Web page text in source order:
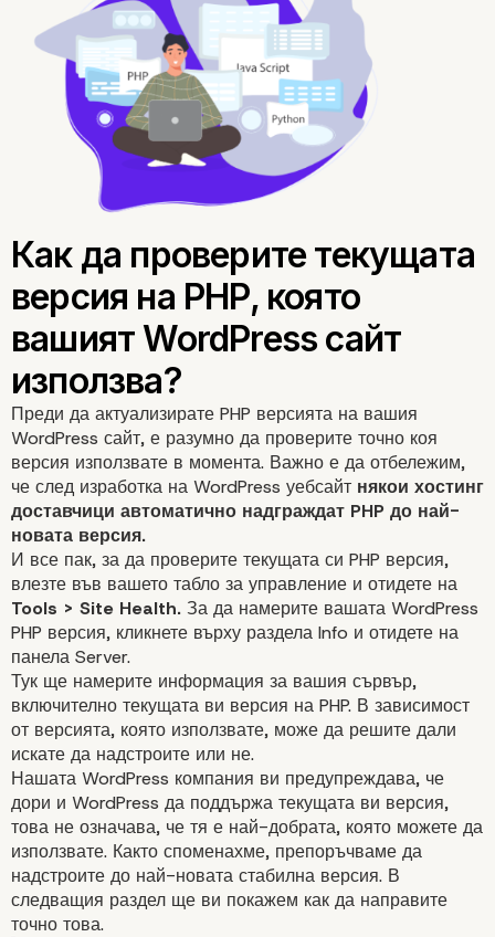
Защо е важно да
актуализирате
до най-новата версия
PHP?
Преди да актуализирате PHP версията на вашия
WordPress сайт, е разумно да проверите точно коя
версия използвате в момента. Важно е да отбележим,
че след изработка на WordPress уебсайт някои хостинг
доставчици автоматично надграждат PHP до най-
новата версия.
И все пак, за да проверите текущата си PHP версия,
влезте във вашето табло за управление и отидете на
Tools > Site Health. За да намерите вашата WordPress
PHP версия, кликнете върху раздела Info и отидете на
панела Server.
Тук ще намерите информация за вашия сървър,
включително текущата ви версия на PHP. В зависимост
от версията, която използвате, може да решите дали
искате да надстроите или не.
Нашата WordPress компания ви предупреждава, че
дори и WordPress да поддържа текущата ви версия,
това не означава, че тя е най-добрата, която можете да
използвате. Както споменахме, препоръчваме да
надстроите до най-новата стабилна версия. В
следващия раздел ще ви покажем как да направите
точно това.